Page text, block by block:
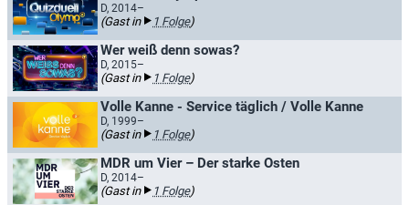
D, 2014–
(Gast in 1 Folge)
Wer weiß denn sowas?
D, 2015–
(Gast in 1 Folge)
Volle Kanne - Service täglich / Volle Kanne
D, 1999–
(Gast in 1 Folge)
MDR um Vier – Der starke Osten
D, 2014–
(Gast in 1 Folge)